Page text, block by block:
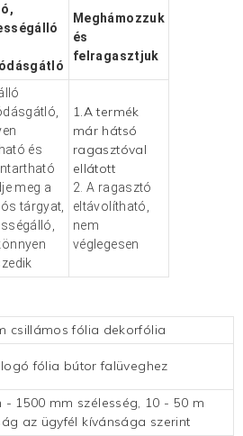
Meghámozzuk
és
felragasztjuk
és
meg a
tárgyat,
1.A termék
már hátsó
ragasztóval
ellátott
2. A ragasztó
eltávolítható,
nem
véglegesen
csillámos fólia dekorfólia
fólia bútor falüveghez
- 1500 mm szélesség, 10 - 50 m
az ügyfél kívánsága szerint